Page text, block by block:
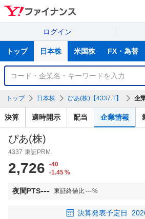
ログイン
サ
トップ 日本株 米国株 FX・為替
銘
検
索
トップ 日本株 ぴあ(株)【4337.T】 企
決算 適時開示 配当 企業情報
ぴあ(株)
4337 東証PRM
2,726
-40
-1.45%
夜間PTS--- 東証終値比---%
決算発表予定日